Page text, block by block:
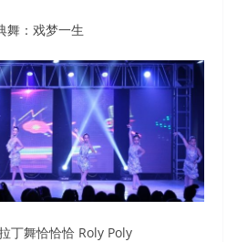
舞：戏梦一生
丁舞恰恰恰 Roly Poly